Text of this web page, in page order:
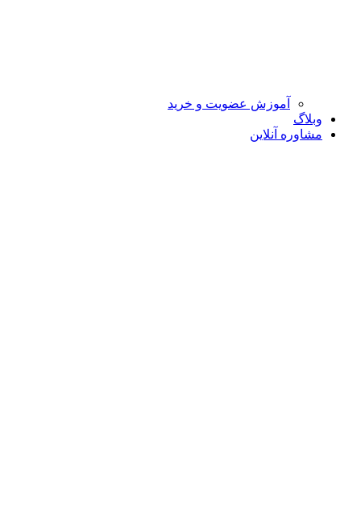
آموزش عضویت و خرید
وبلاگ
مشاوره آنلاین